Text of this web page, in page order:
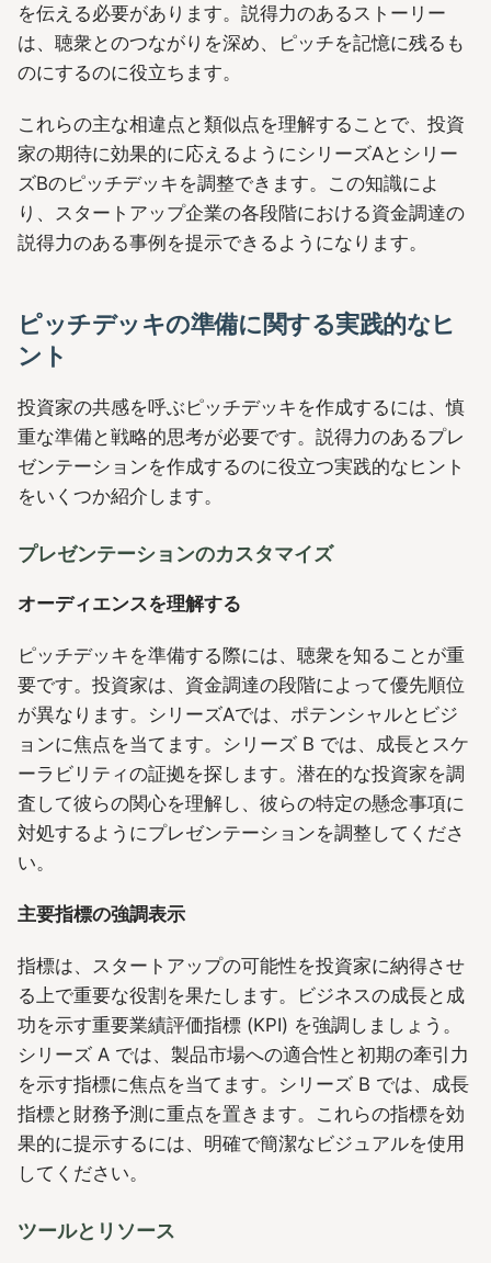
を伝える必要があります。説得力のあるストーリー
は、聴衆とのつながりを深め、ピッチを記憶に残るも
のにするのに役立ちます。
これらの主な相違点と類似点を理解することで、投資
家の期待に効果的に応えるようにシリーズAとシリー
ズBのピッチデッキを調整できます。この知識によ
り、スタートアップ企業の各段階における資金調達の
説得力のある事例を提示できるようになります。
ピッチデッキの準備に関する実践的なヒ
ント
投資家の共感を呼ぶピッチデッキを作成するには、慎
重な準備と戦略的思考が必要です。説得力のあるプレ
ゼンテーションを作成するのに役立つ実践的なヒント
をいくつか紹介します。
プレゼンテーションのカスタマイズ
オーディエンスを理解する
ピッチデッキを準備する際には、聴衆を知ることが重
要です。投資家は、資金調達の段階によって優先順位
が異なります。シリーズAでは、ポテンシャルとビジ
ョンに焦点を当てます。シリーズ B では、成長とスケ
ーラビリティの証拠を探します。潜在的な投資家を調
査して彼らの関心を理解し、彼らの特定の懸念事項に
対処するようにプレゼンテーションを調整してくださ
い。
主要指標の強調表示
指標は、スタートアップの可能性を投資家に納得させ
る上で重要な役割を果たします。ビジネスの成長と成
功を示す重要業績評価指標 (KPI) を強調しましょう。
シリーズ A では、製品市場への適合性と初期の牽引力
を示す指標に焦点を当てます。シリーズ B では、成長
指標と財務予測に重点を置きます。これらの指標を効
果的に提示するには、明確で簡潔なビジュアルを使用
してください。
ツールとリソース